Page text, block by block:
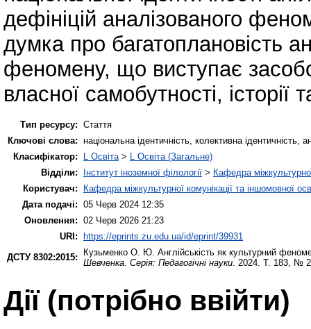
дефініцій аналізованого
думка про багатопла­новість
феномену, що виступає
власної самобутності, історії
Тип ресурсу: Стаття
Ключові слова: національна ідентичність, колективна ідентичність,
Класифікатор:
L Освіта> L Освіта (Загальне)
Відділи:
Інститут іноземної філології > Кафедра
Користувач:
Кафедра міжкультурної комунікації та іншомовної
Дата подачі: 05 Черв 2024 12:35
Оновлення: 02 Черв 2026 21:23
URI:
https://eprints.zu.edu.ua/id/eprint/39931
ДСТУ 8302:2015:
Кузьменко О. Ю. Англійськість як культурний
Шевченка. Серія: Педагогічні науки. 2024. Т. 183, №
Дії ​​(потрібно ввійти)